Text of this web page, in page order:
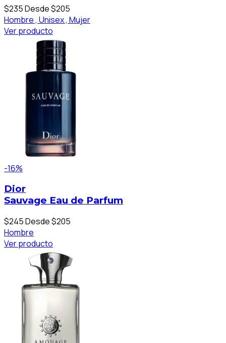
$235Desde $205
Hombre , Unisex , Mujer
Ver producto
-16%
Dior
Sauvage Eau de Parfum
$245Desde $205
Hombre
Ver producto